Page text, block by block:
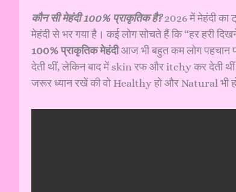
कौन सी मेहंदी 100% प्राकृतिक है?2026 में मेहंदी का
मेहंदी से भर गया है। कई लोग सोचते हैं कि “हर हरी
100% प्राकृतिक मेहंदीआज भी बहुत कम लोग पहचान
देती थीं, लेकिन बाद में skin रफ और itchy कर देती
जरूर ध्यान रखें की वो Healthy हो और Natural भी